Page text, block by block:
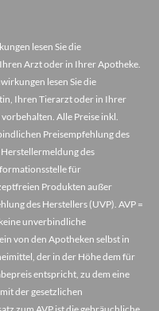
lesen Sie die
Arzt oder in Ihrer Apotheke.
lesen Sie die
Ihren Tierarzt oder in Ihrer
Alle Preise inkl.
Preisempfehlung des
des
für
Produkten außer
des Herstellers (UVP). AVP =
unverbindliche
von den Apotheken selbst in
der in der Höhe dem für
entspricht, zu dem eine
der gesetzlichen